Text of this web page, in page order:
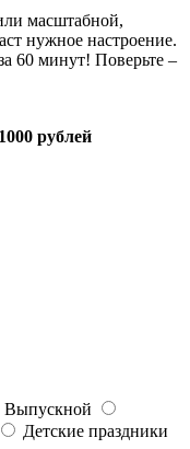
масштабной,
нужное настроение.
60 минут! Поверьте –
рублей
Выпускной
Детские праздники